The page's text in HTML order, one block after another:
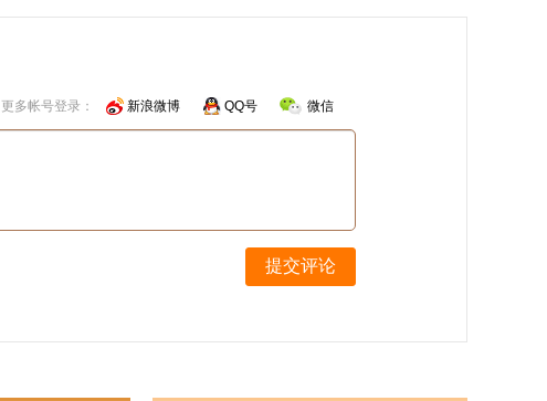
更多帐号登录： 新浪微博 QQ号 微信
提交评论